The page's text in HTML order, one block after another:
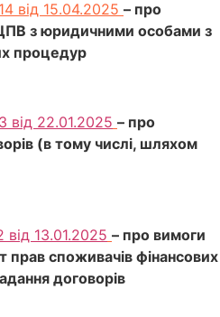
від 15.04.2025 – про
з юридичними особами з
процедур
22.01.2025 – про
(в тому числі, шляхом
13.01.2025 – про вимоги
прав споживачів фінансових
договорів